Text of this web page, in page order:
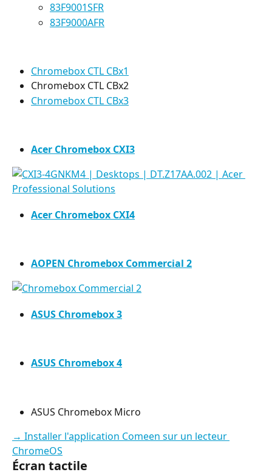
83F9001SFR
83F9000AFR
Chromebox CTL CBx1
Chromebox CTL CBx2
Chromebox CTL CBx3
Acer Chromebox CXI3
Acer Chromebox CXI4
AOPEN Chromebox Commercial 2
ASUS Chromebox 3
ASUS Chromebox 4
ASUS Chromebox Micro
→ Installer l'application Comeen sur un lecteur
ChromeOS
Écran tactile